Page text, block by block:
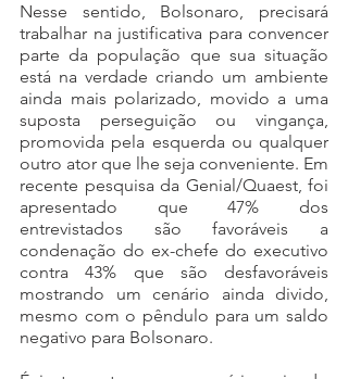
Nesse sentido, Bolsonaro, precisará
trabalhar na justificativa para convencer
parte da população que sua situação
está na verdade criando um ambiente
ainda mais polarizado, movido a uma
suposta perseguição ou vingança,
promovida pela esquerda ou qualquer
outro ator que lhe seja conveniente. Em
recente pesquisa da Genial/Quaest, foi
apresentado que 47% dos
entrevistados são favoráveis a
condenação do ex-chefe do executivo
contra 43% que são desfavoráveis
mostrando um cenário ainda divido,
mesmo com o pêndulo para um saldo
negativo para Bolsonaro.